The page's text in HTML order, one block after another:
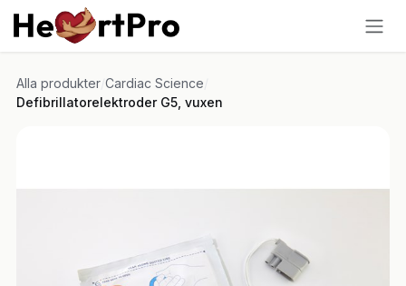
Hoppa till innehållet
Alla produkter/ Cardiac Science
Defibrillatorelektroder G5, vuxen